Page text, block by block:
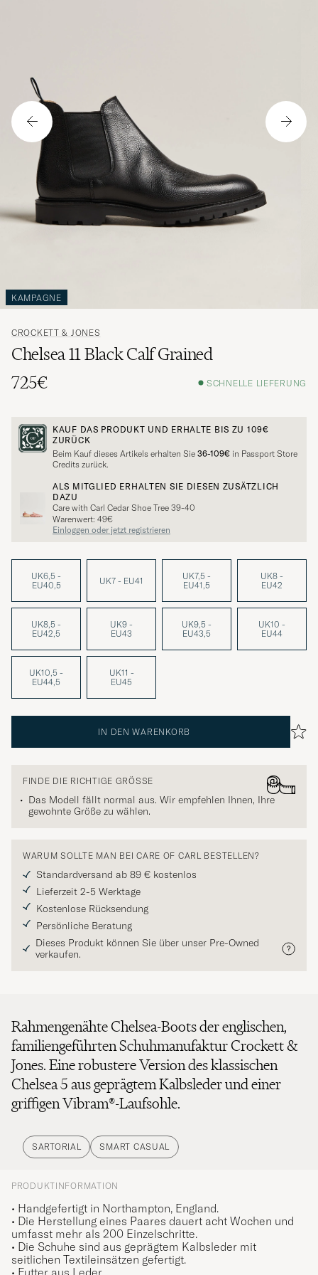
KAMPAGNE
CROCKETT & JONES
Chelsea 11 Black Calf Grained
725€
SCHNELLE LIEFERUNG
KAUF DAS PRODUKT UND ERHALTE BIS ZU 109€
ZURÜCK
Beim Kauf dieses Artikels erhalten Sie 36-109€ in Passport Store
Credits zurück.
ALS MITGLIED ERHALTEN SIE DIESEN ZUSÄTZLICH
DAZU
Care with Carl Cedar Shoe Tree 39-40
Warenwert: 49€
Einloggen oder jetzt registrieren
UK6,5 -
EU40,5
UK7 - EU41
UK7,5 -
EU41,5
UK8 -
EU42
UK8,5 -
EU42,5
UK9 -
EU43
UK9,5 -
EU43,5
UK10 -
EU44
UK10,5 -
EU44,5
UK11 -
EU45
IN DEN WARENKORB
FINDE DIE RICHTIGE GRÖSSE
Das Modell fällt normal aus. Wir empfehlen Ihnen, Ihre
gewohnte Größe zu wählen.
WARUM SOLLTE MAN BEI CARE OF CARL BESTELLEN?
Standardversand ab 89 € kostenlos
Lieferzeit 2-5 Werktage
Kostenlose Rücksendung
Persönliche Beratung
Dieses Produkt können Sie über unser Pre-Owned
verkaufen.
Rahmengenähte Chelsea-Boots der englischen,
familiengeführten Schuhmanufaktur Crockett &
Jones. Eine robustere Version des klassischen
Chelsea 5 aus geprägtem Kalbsleder und einer
griffigen Vibram®-Laufsohle.
SARTORIAL SMART CASUAL
PRODUKTINFORMATION
• Handgefertigt in Northampton, England.
• Die Herstellung eines Paares dauert acht Wochen und
umfasst mehr als 200 Einzelschritte.
• Die Schuhe sind aus geprägtem Kalbsleder mit
seitlichen Textileinsätzen gefertigt.